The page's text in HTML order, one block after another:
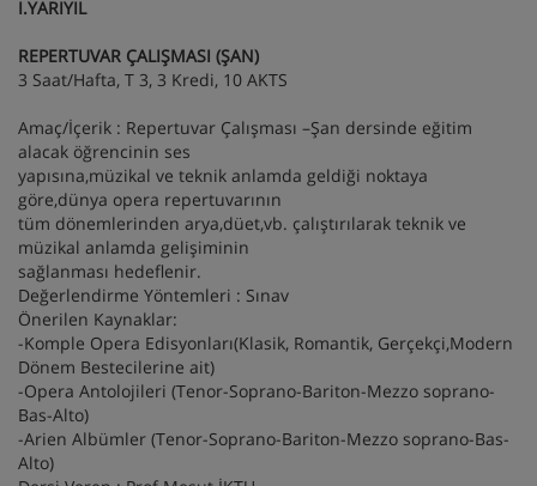
I.YARIYIL
REPERTUVAR ÇALIŞMASI (ŞAN)
3 Saat/Hafta, T 3, 3 Kredi, 10 AKTS
Amaç/İçerik : Repertuvar Çalışması –Şan dersinde eğitim
alacak öğrencinin ses
yapısına,müzikal ve teknik anlamda geldiği noktaya
göre,dünya opera repertuvarının
tüm dönemlerinden arya,düet,vb. çalıştırılarak teknik ve
müzikal anlamda gelişiminin
sağlanması hedeflenir.
Değerlendirme Yöntemleri : Sınav
Önerilen Kaynaklar:
-Komple Opera Edisyonları(Klasik, Romantik, Gerçekçi,Modern
Dönem Bestecilerine ait)
-Opera Antolojileri (Tenor-Soprano-Bariton-Mezzo soprano-
Bas-Alto)
-Arien Albümler (Tenor-Soprano-Bariton-Mezzo soprano-Bas-
Alto)